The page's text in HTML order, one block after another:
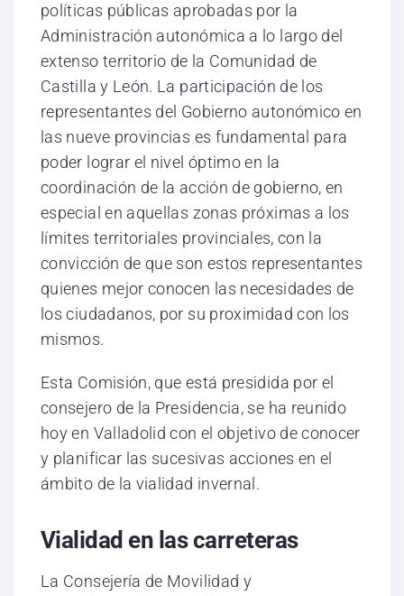
políticas públicas aprobadas por la
Administración autonómica a lo largo del
extenso territorio de la Comunidad de
Castilla y León. La participación de los
representantes del Gobierno autonómico en
las nueve provincias es fundamental para
poder lograr el nivel óptimo en la
coordinación de la acción de gobierno, en
especial en aquellas zonas próximas a los
límites territoriales provinciales, con la
convicción de que son estos representantes
quienes mejor conocen las necesidades de
los ciudadanos, por su proximidad con los
mismos.
Esta Comisión, que está presidida por el
consejero de la Presidencia, se ha reunido
hoy en Valladolid con el objetivo de conocer
y planificar las sucesivas acciones en el
ámbito de la vialidad invernal.
Vialidad en las carreteras
La Consejería de Movilidad y